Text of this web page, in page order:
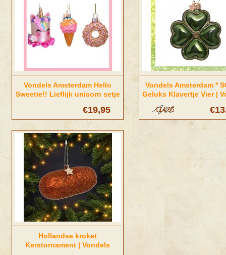
Vondels Amsterdam Hello
Sweetie!! Lieflijk unicorn setje
€19,95
Vondels Amsterdam *
Geluks Klavertje Vier |
€14,95
Hollandse kroket
Kerstornament | Vondels